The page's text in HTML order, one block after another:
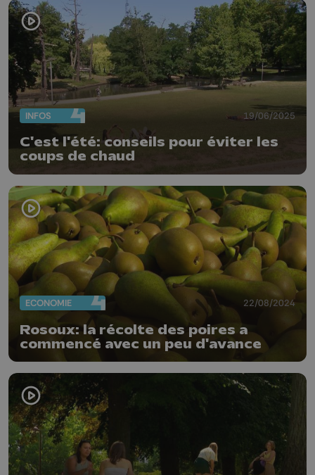
INFOS 19/06/2025
C'est l'été: conseils pour éviter les
coups de chaud
ECONOMIE 22/08/2024
Rosoux: la récolte des poires a
commencé avec un peu d'avance